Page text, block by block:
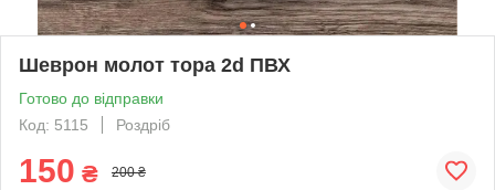
Шеврон молот тора 2d ПВХ
Готово до відправки
Код: 5115
Роздріб
150 ₴ 200 ₴